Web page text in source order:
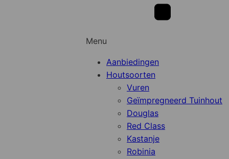
Menu
Aanbiedingen
Houtsoorten
Vuren
Geïmpregneerd Tuinhout
Douglas
Red Class
Kastanje
Robinia